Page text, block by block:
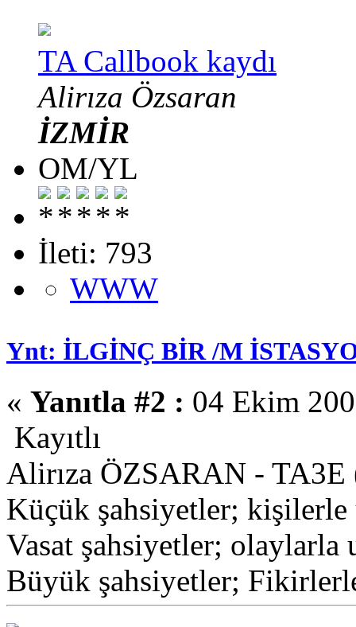
TA Callbook kaydı
Alirıza Özsaran
İZMİR
OM/YL
İleti: 793
WWW
Ynt: İLGİNÇ BİR /M
« Yanıtla #2 : 04 Ekim
Kayıtlı
Alirıza ÖZSARAN -
Küçük şahsiyetler; kişilerle
Vasat şahsiyetler; olaylarla
Büyük şahsiyetler;